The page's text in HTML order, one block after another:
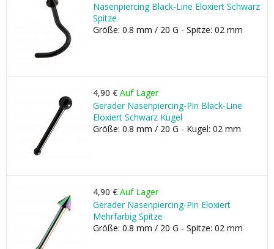
Nasenpiercing Black-Line Eloxiert Schwarz
Spitze
Größe: 0.8 mm / 20 G - Spitze: 02 mm
4,90 € Auf Lager
Gerader Nasenpiercing-Pin Black-Line
Eloxiert Schwarz Kugel
Größe: 0.8 mm / 20 G - Kugel: 02 mm
4,90 € Auf Lager
Gerader Nasenpiercing-Pin Eloxiert
Mehrfarbig Spitze
Größe: 0.8 mm / 20 G - Spitze: 02 mm